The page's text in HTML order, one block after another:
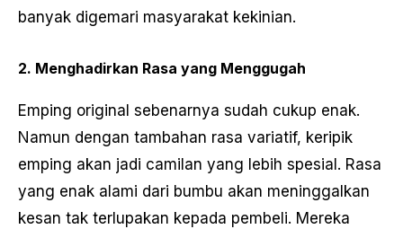
banyak digemari masyarakat kekinian.
2. Menghadirkan Rasa yang Menggugah
Emping original sebenarnya sudah cukup enak.
Namun dengan tambahan rasa variatif, keripik
emping akan jadi camilan yang lebih spesial. Rasa
yang enak alami dari bumbu akan meninggalkan
kesan tak terlupakan kepada pembeli. Mereka